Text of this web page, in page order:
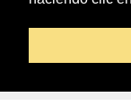
Copyright ©O